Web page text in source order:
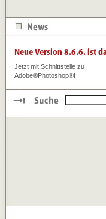
Jetzt mit Schnittstelle zu
Adobe®Photoshop®!